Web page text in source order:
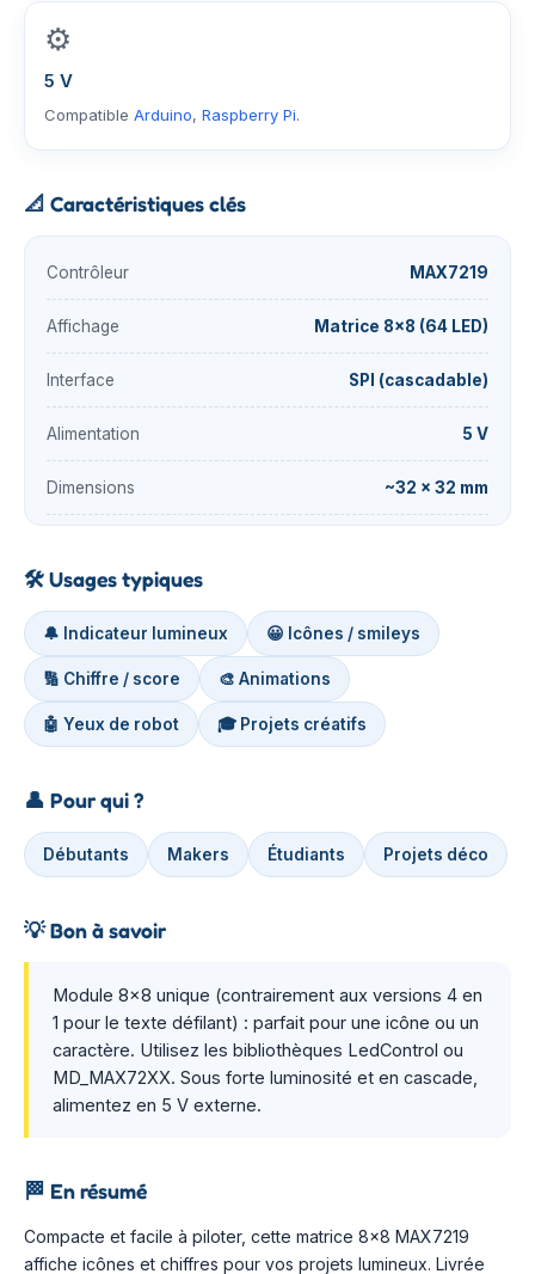
⚙️
5 V
Compatible Arduino, Raspberry Pi.
📐 Caractéristiques clés
Contrôleur MAX7219
Affichage Matrice 8×8 (64 LED)
Interface SPI (cascadable)
Alimentation 5 V
Dimensions ~32 × 32 mm
🛠️Usages typiques
🔔 Indicateur lumineux 😀 Icônes / smileys
🔢 Chiffre / score 🎨 Animations
🤖 Yeux de robot 🎓 Projets créatifs
👤 Pour qui ?
Débutants Makers Étudiants Projets déco
💡Bon à savoir
Module 8×8 unique (contrairement aux versions 4 en
1 pour le texte défilant) : parfait pour une icône ou un
caractère. Utilisez les bibliothèques LedControl ou
MD_MAX72XX. Sous forte luminosité et en cascade,
alimentez en 5 V externe.
🏁 En résumé
Compacte et facile à piloter, cette matrice 8×8 MAX7219
affiche icônes et chiffres pour vos projets lumineux. Livrée